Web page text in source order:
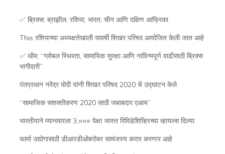
✅ ब्रिक्स: ब्राझील, रशिया, भारत, चीन आणि दक्षिण आफ्रिका
This रशियाच्या अध्यक्षतेखाली यावर्षी शिखर परिषद आयोजित केली जात आहे
✅ थीम: “ग्लोबल स्थिरता, सामायिक सुरक्षा आणि नाविन्यपूर्ण वाढीसाठी ब्रिक्स
भागीदारी”
पंतप्रधान नरेंद्र मोदी यांनी शिखर परिषद 2020 चे उद्घाटन केले
“सामाजिक सशक्तीकरण 2020 साठी जबाबदार एआय”
भारतीयाने म्यानमारला 3,००० पेक्षा जास्त रिमिडेशिव्हिरच्या व्हायल्स दिल्या
फार्मा उद्योगासाठी डीआरडीओबरोबर सामंजस्य करार करणार आहे